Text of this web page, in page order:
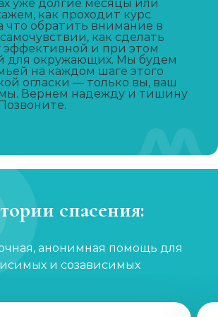
Записаться
Записаться
Записаться
уже долгие месяцы или
как проходит курс
что обратить внимание в
как сделать
эффективной и при этом
для окружающих. Мы будем
на каждом шаге этого
огласки — только вы, ваш
Вернем надежду и тишину
спасения:
анонимная помощь для
и созависимых